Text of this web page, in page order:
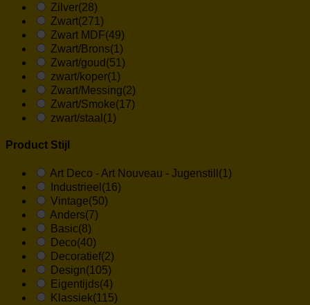
Zilver(28)
Zwart(271)
Zwart MDF(49)
Zwart/Brons(1)
Zwart/goud (51)
zwart/koper(1)
Zwart/Messing(2)
Zwart/Smoke(17)
zwart/staal (1)
Product Stijl
Art Deco - Art Nouveau - Jugenstill (1)
Industrieel (16)
Vintage(50)
Anders(7)
Basic(8)
Deco(40)
Decoratief(2)
Design(105)
Eigentijds(4)
Klassiek(115)